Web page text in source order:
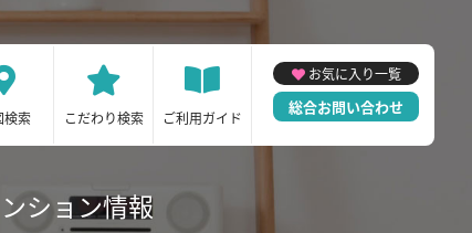
検索 こだわり検索 ご利用ガイド
お気に入り一覧
総合お問い合わせ
ション情報